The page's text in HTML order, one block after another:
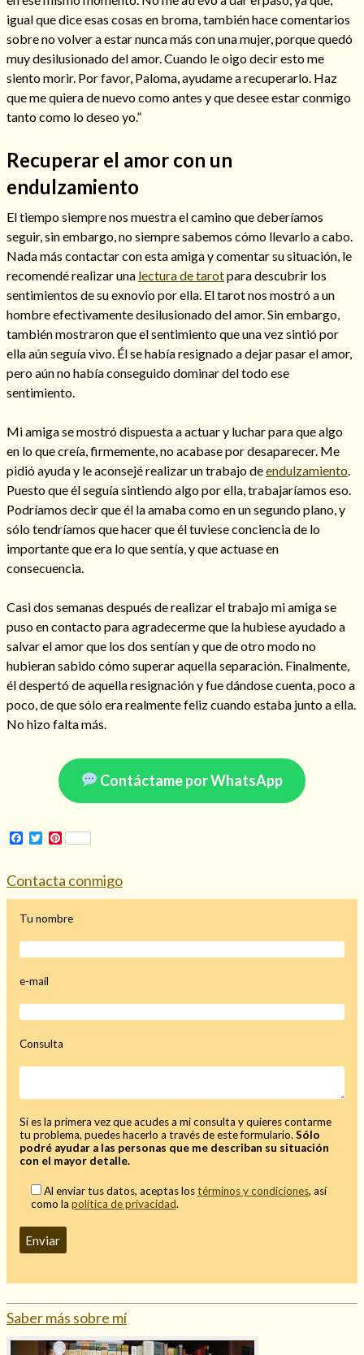
Cómo alejar a la amante de mi esposo
Endulzamiento
Consulta de tarot online
Hechizo de alejamiento
Tu consulta al tarot
Alejamiento
(208)
Cartomancia(117)
Hechizo de amor(593)
Rituales
Mi rincón
Mis libros favoritos
igual que dice esas cosas en broma, también hace comentarios
sobre no volver a estar nunca más con una mujer, porque quedó
muy desilusionado del amor. Cuando le oigo decir esto me
siento morir. Por favor, Paloma, ayudame a recuperarlo. Haz
que me quiera de nuevo como antes y que desee estar conmigo
tanto como lo deseo yo.”
Recuperar el amor con un
endulzamiento
El tiempo siempre nos muestra el camino que deberíamos
seguir, sin embargo, no siempre sabemos cómo llevarlo a cabo.
Nada más contactar con esta amiga y comentar su situación, le
recomendé realizar una lectura de tarotpara descubrir los
sentimientos de su exnovio por ella. El tarot nos mostró a un
hombre efectivamente desilusionado del amor. Sin embargo,
también mostraron que el sentimiento que una vez sintió por
ella aún seguía vivo. Él se había resignado a dejar pasar el amor,
pero aún no había conseguido dominar del todo ese
sentimiento.
Mi amiga se mostró dispuesta a actuar y luchar para que algo
en lo que creía, firmemente, no acabase por desaparecer. Me
pidió ayuda y le aconsejé realizar un trabajo deendulzamiento
Puesto que él seguía sintiendo algo por ella, trabajaríamos eso.
Podríamos decir que él la amaba como en un segundo plano, y
sólo tendríamos que hacer que él tuviese conciencia de lo
importante que era lo que sentía, y que actuase en
consecuencia.
Casi dos semanas después de realizar el trabajo mi amiga se
puso en contacto para agradecerme que la hubiese ayudado a
salvar el amor que los dos sentían y que de otro modo no
hubieran sabido cómo superar aquella separación. Finalmente,
él despertó de aquella resignación y fue dándose cuenta, poco a
poco, de que sólo era realmente feliz cuando estaba junto a ella.
No hizo falta más.
Contáctame por WhatsApp
Facebook
Twitter
Pinterest
Contacta conmigo
Tu nombre
e-mail
Consulta
Si es la primera vez que acudes a mi consulta y quieres contarme
tu problema, puedes hacerlo a través de este formulario.Sólo
podré ayudar a las personas que me describan su situación
con el mayor detalle.
Al enviar tus datos, aceptas lostérminos y condiciones, así
como la política de privacidad.
Saber más sobre mí